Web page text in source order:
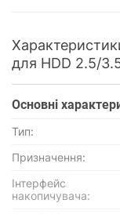
для HDD 2.5/
Основнi
Тип:
Призначення:
Інтерфейс
накопичувача: